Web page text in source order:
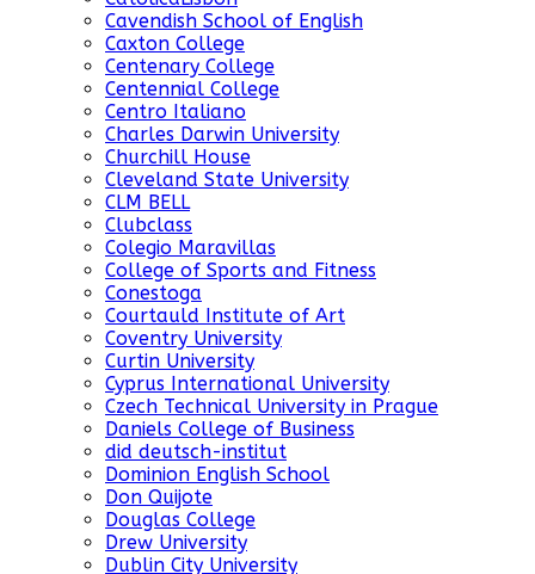
Cavendish School of English
Caxton College
Centenary College
Centennial College
Centro Italiano
Charles Darwin University
Churchill House
Cleveland State University
CLM BELL
Clubclass
Colegio Maravillas
College of Sports and Fitness
Conestoga
Courtauld Institute of Art
Coventry University
Curtin University
Cyprus International University
Czech Technical University in Prague
Daniels College of Business
did deutsch-institut
Dominion English School
Don Quijote
Douglas College
Drew University
Dublin City University